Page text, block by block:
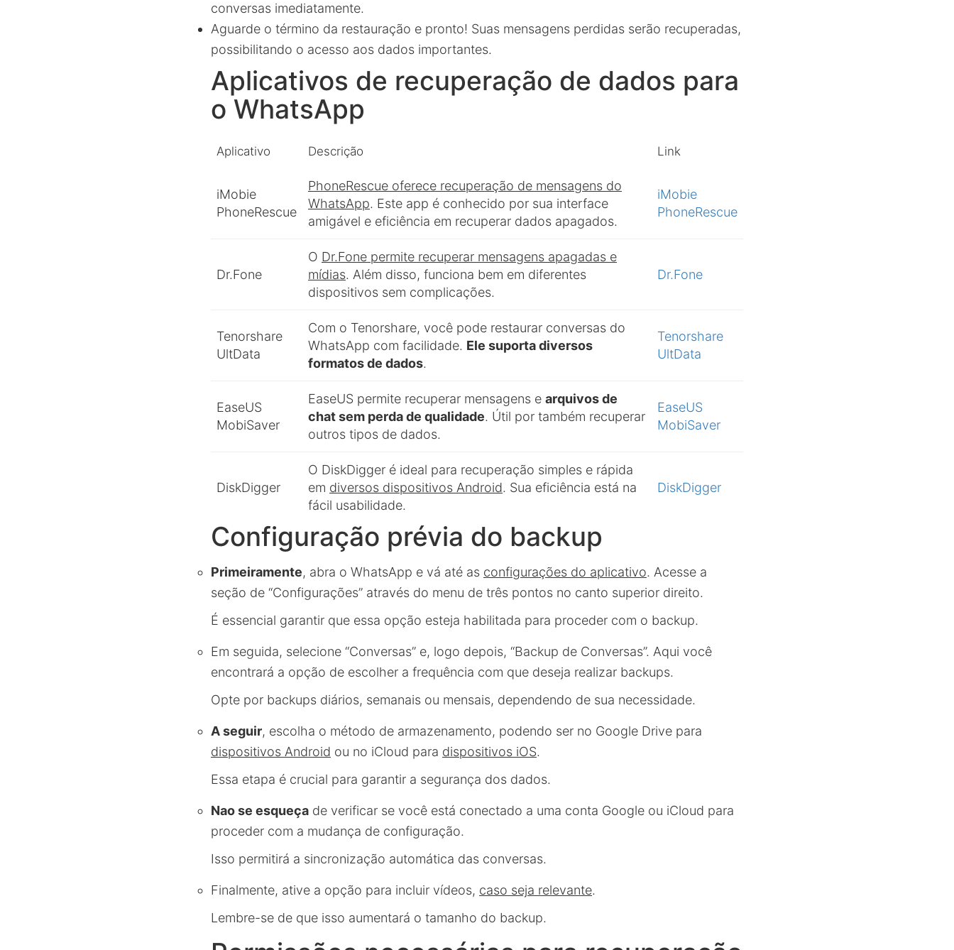
conversas imediatamente.
Aguarde o término da restauração e pronto! Suas mensagens perdidas serão recuperadas,
possibilitando o acesso aos dados importantes.
Aplicativos de recuperação de dados para
o WhatsApp
Aplicativo Descrição Link
iMobie
PhoneRescue
PhoneRescue oferece recuperação de mensagens do
WhatsApp. Este app é conhecido por sua interface
amigável e eficiência em recuperar dados apagados.
iMobie
PhoneRescue
Dr.Fone
O Dr.Fone permite recuperar mensagens apagadas e
mídias. Além disso, funciona bem em diferentes
dispositivos sem complicações.
Dr.Fone
Tenorshare
UltData
Com o Tenorshare, você pode restaurar conversas do
WhatsApp com facilidade. Ele suporta diversos
formatos de dados.
Tenorshare
UltData
EaseUS
MobiSaver
EaseUS permite recuperar mensagens e arquivos de
chat sem perda de qualidade. Útil por também recuperar
outros tipos de dados.
EaseUS
MobiSaver
DiskDigger
O DiskDigger é ideal para recuperação simples e rápida
em diversos dispositivos Android. Sua eficiência está na
fácil usabilidade.
DiskDigger
Configuração prévia do backup
Primeiramente, abra o WhatsApp e vá até as configurações do aplicativo. Acesse a
seção de “Configurações” através do menu de três pontos no canto superior direito.
É essencial garantir que essa opção esteja habilitada para proceder com o backup.
Em seguida, selecione “Conversas” e, logo depois, “Backup de Conversas”. Aqui você
encontrará a opção de escolher a frequência com que deseja realizar backups.
Opte por backups diários, semanais ou mensais, dependendo de sua necessidade.
A seguir, escolha o método de armazenamento, podendo ser no Google Drive para
dispositivos Android ou no iCloud para dispositivos iOS.
Essa etapa é crucial para garantir a segurança dos dados.
Nao se esqueça de verificar se você está conectado a uma conta Google ou iCloud para
proceder com a mudança de configuração.
Isso permitirá a sincronização automática das conversas.
Finalmente, ative a opção para incluir vídeos, caso seja relevante.
Lembre-se de que isso aumentará o tamanho do backup.